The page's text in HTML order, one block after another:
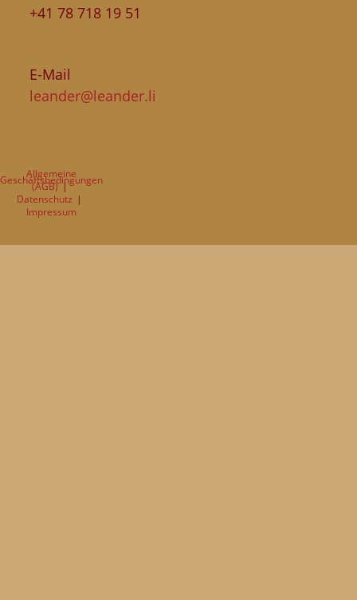
+41 78 718 19 51
E-Mail
leander@leander.li
Allgemeine
Geschäftsbedingungen
(AGB)
Datenschutz
Impressum